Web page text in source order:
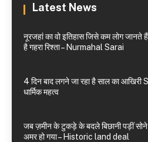
Latest News
नूरजहां का वो इतिहास जिसे कम लोग जानते
है गहरा रिश्ता – Nurmahal Sarai
4 दिन बाद लगने जा रहा है साल का
धार्मिक महत्व
जब ज़मीन के टुकड़े के बदले बिछानी पड़ीं सोने
अमर हो गया – Historic land deal